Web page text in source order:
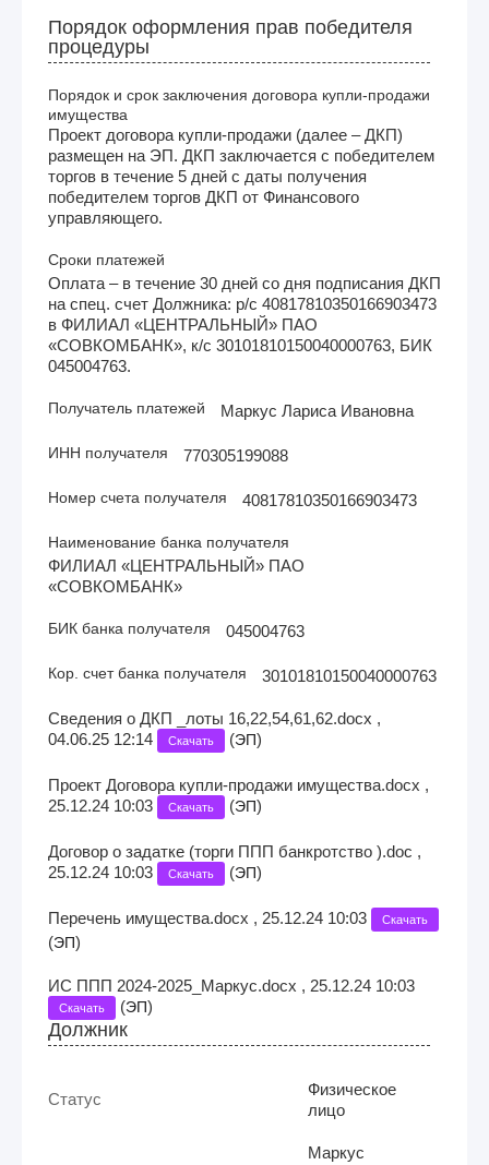
Порядок оформления прав победителя
процедуры
Порядок и срок заключения договора купли-продажи
имущества
Проект договора купли-продажи (далее – ДКП)
размещен на ЭП. ДКП заключается с победителем
торгов в течение 5 дней с даты получения
победителем торгов ДКП от Финансового
управляющего.
Сроки платежей
Оплата – в течение 30 дней со дня подписания ДКП
на спец. счет Должника: р/с 40817810350166903473
в ФИЛИАЛ «ЦЕНТРАЛЬНЫЙ» ПАО
«СОВКОМБАНК», к/с 30101810150040000763, БИК
045004763.
Получатель платежей Маркус Лариса Ивановна
ИНН получателя 770305199088
Номер счета получателя 40817810350166903473
Наименование банка получателя
ФИЛИАЛ «ЦЕНТРАЛЬНЫЙ» ПАО
«СОВКОМБАНК»
БИК банка получателя 045004763
Кор. счет банка получателя 30101810150040000763
Сведения о ДКП _лоты 16,22,54,61,62.docx ,
04.06.25 12:14
Скачать (ЭП)
Проект Договора купли-продажи имущества.docx ,
25.12.24 10:03
Скачать (ЭП)
Договор о задатке (торги ППП банкротство ).doc ,
25.12.24 10:03
Скачать (ЭП)
Перечень имущества.docx , 25.12.24 10:03 Скачать
(ЭП)
ИС ППП 2024-2025_Маркус.docx , 25.12.24 10:03
Скачать (ЭП)
Должник
Статус
Физическое
лицо
Маркус